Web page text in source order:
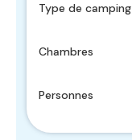
Type de camping
Chambres
Personnes